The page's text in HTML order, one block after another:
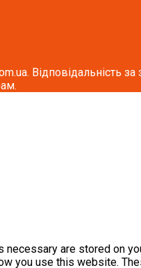
Відповідальність за
are stored on
you use this website.